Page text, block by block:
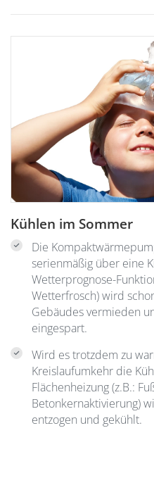
Kühlen im Sommer
Die
serienmäßig über eine
Wetterprognose-
Wetterfrosch) wird
Gebäudes vermieden
eingespart.
Wird es trotzdem zu
Kreislaufumkehr die
Flächenheizung (z.B.:
Betonkernaktivierung)
entzogen und gekühlt.